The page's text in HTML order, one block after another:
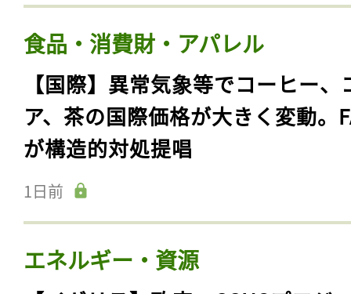
食品・消費財・アパレル
【国際】異常気象等でコーヒー、
ア、茶の国際価格が大きく変動。
が構造的対処提唱
1日前
エネルギー・資源